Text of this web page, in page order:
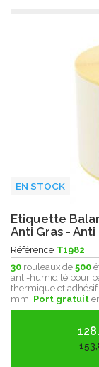
EN STOCK
Etiquette
Anti Gras -
Référence T1982
30 rouleaux de 500
anti-humidité pour
thermique et
mm. Port gratuit